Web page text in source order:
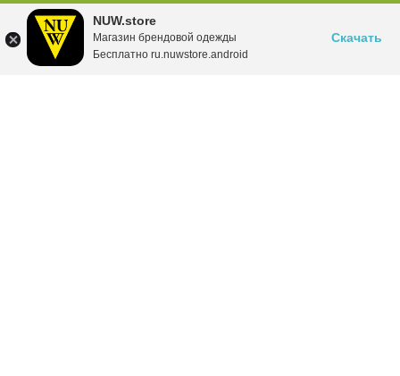
NUW.store
Магазин брендовой одежды
Бесплатно ru.nuwstore.android
Скачать